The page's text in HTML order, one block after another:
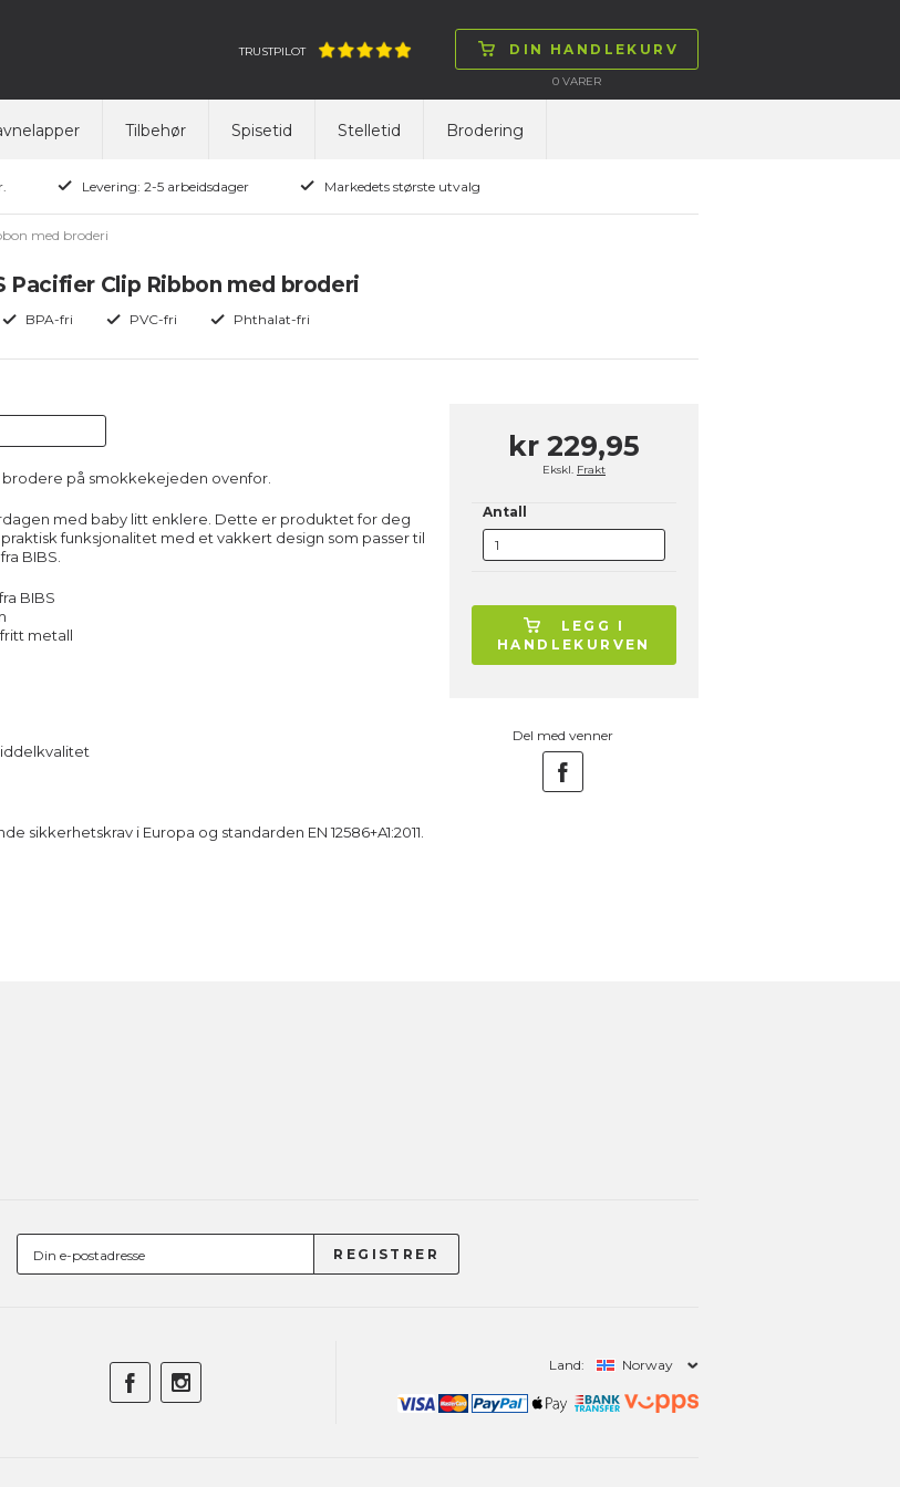
DIN HANDLEKURV
0VARER
TRUSTPILOT
Tilbehør Spisetid Stelletid Brodering
Levering: 2-5 arbeidsdager Markedets største utvalg
med broderi
Pacifier Clip Ribbon med broderi
BPA-fri PVC-fri Phthalat-fri
på smokkekejeden ovenfor.
med baby litt enklere. Dette er produktet for deg
funksjonalitet med et vakkert design som passer til
BIBS.
BIBS
metall
sikkerhetskrav i Europa og standarden EN 12586+A1:2011.
kr 229,95
Ekskl. Frakt
Antall
LEGG I
HANDLEKURVEN
Del med venner
Land: Norway